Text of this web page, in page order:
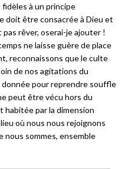
fidèles à un principe
être consacrée à Dieu et
rêver, oserai-je ajouter !
ne laisse guère de place
reconnaissons que le culte
de nos agitations du
donnée pour reprendre souffle
peut être vécu hors du
habitée par la dimension
où nous nous rejoignons
nous sommes, ensemble